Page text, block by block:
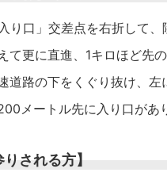
り口」交差点を右折して、
て更に直進、1キロほど先
道路の下をくぐり抜け、左
メートル先に入り口があ
される方】